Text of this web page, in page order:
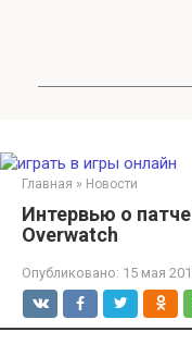
Главная » Новости
Интервью о
Overwatch
Опубликовано: 15 мая